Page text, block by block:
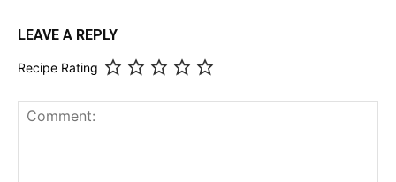
LEAVE A REPLY
Recipe Rating